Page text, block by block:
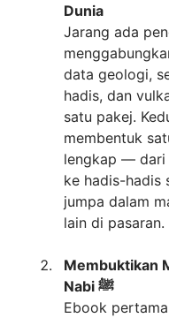
Dunia
Jarang ada
data geologi,
hadis, dan
satu pakej.
membentuk
lengkap — dari
ke hadis-hadis
jumpa dalam
lain di pasaran.
Membuktikan
Nabi ﷺ
Ebook